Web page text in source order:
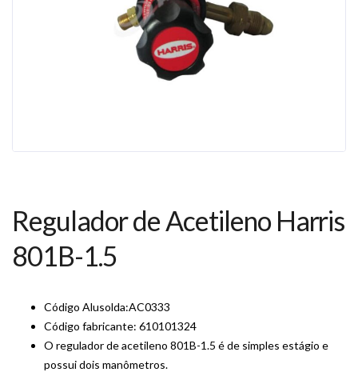
Regulador de Acetileno Harris
801B-1.5
Código Alusolda:AC0333
Código fabricante: 610101324
O regulador de acetileno 801B-1.5 é de simples estágio e
possui dois manômetros.